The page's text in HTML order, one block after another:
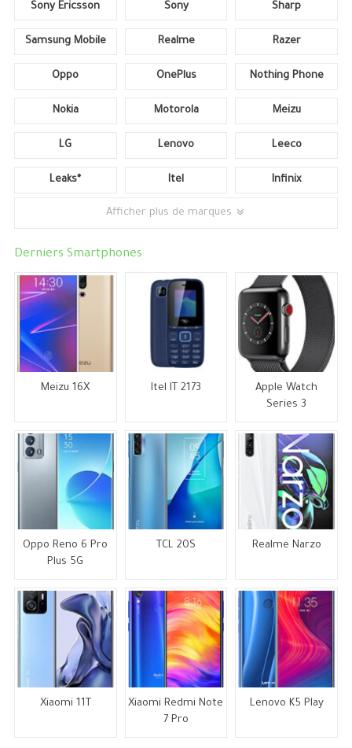
Sony Ericsson Sony Sharp
Samsung Mobile Realme Razer
Oppo OnePlus Nothing Phone
Nokia Motorola Meizu
LG Lenovo Leeco
Leaks* Itel Infinix
Afficher plus de marques
Derniers Smartphones
Meizu 16X Itel IT 2173
Apple Watch
Series 3
Oppo Reno 6 Pro
Plus 5G
TCL 20S Realme Narzo
Xiaomi 11T
Xiaomi Redmi Note
7 Pro
Lenovo K5 Play